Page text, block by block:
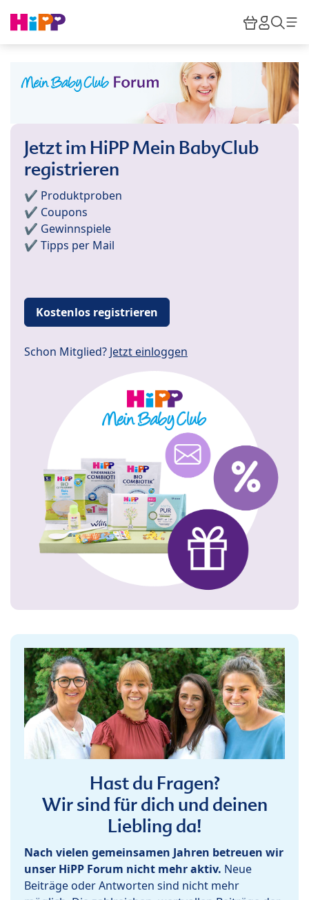
HiPP
Jetzt im HiPP Mein BabyClub
registrieren
✔️ Produktproben
✔️ Coupons
✔️ Gewinnspiele
✔️ Tipps per Mail
Kostenlos registrieren
Schon Mitglied? Jetzt einloggen
Hast du Fragen?
Wir sind für dich und deinen
Liebling da!
Nach vielen gemeinsamen Jahren betreuen wir
unser HiPP Forum nicht mehr aktiv. Neue
Beiträge oder Antworten sind nicht mehr